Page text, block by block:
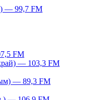
— 99,7 FM
FM
— 103,3 FM
— 89,3 FM